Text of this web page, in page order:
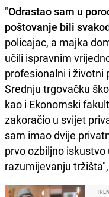
"Odrastao sam u
poštovanje bili
policajac, a majka
učili ispravnim
profesionalni i životni
Srednju trgovačku
kao i Ekonomski
zakoračio u svijet
sam imao dvije
prvo ozbiljno
razumijevanju